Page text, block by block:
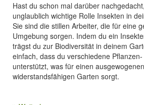
Hast du schon mal darüber
unglaublich wichtige Rolle Insekten in
Sie sind die stillen Arbeiter, die für eine
Umgebung sorgen. Indem du ein
trägst du zur Biodiversität in deinem
einfach, dass du verschiedene
unterstützt, was für einen
widerstandsfähigen Garten sorgt.